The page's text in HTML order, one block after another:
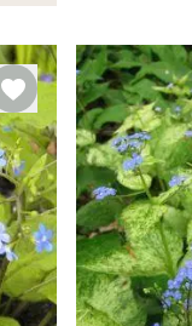
Abril a Junio